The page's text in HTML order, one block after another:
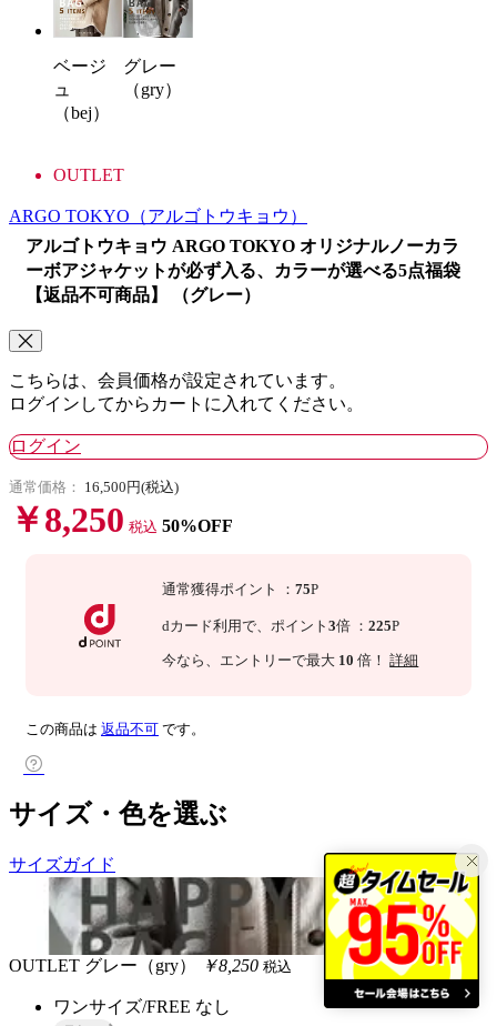
ベージ
ュ
（bej）
グレー
（gry）
OUTLET
ARGO TOKYO （アルゴトウキョウ）
アルゴトウキョウ ARGO TOKYO オリジナルノーカラ
ーボアジャケットが必ず入る、カラーが選べる5点福袋
【返品不可商品】 （グレー）
こちらは、会員価格が設定されています。
ログインしてからカートに入れてください。
ログイン
通常価格： 16,500円(税込)
￥8,250 税込 50%OFF
通常獲得ポイント ：75P
dカード利用で、ポイント3倍 ：225P
今なら 、エントリーで最大 10 倍！詳細
この商品は 返品不可 です。
サイズ・色を選ぶ
サイズガイド
OUTLET グレー（gry） ￥8,250 税込
ワンサイズ/FREE なし